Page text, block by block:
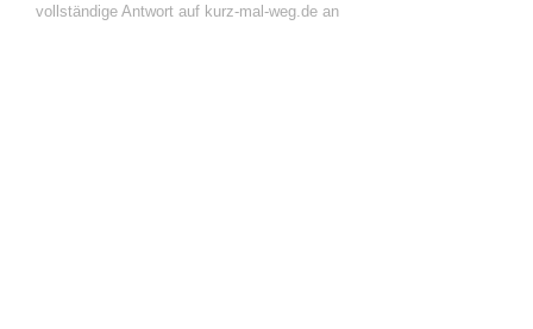
vollständige Antwort auf kurz-mal-weg.de an